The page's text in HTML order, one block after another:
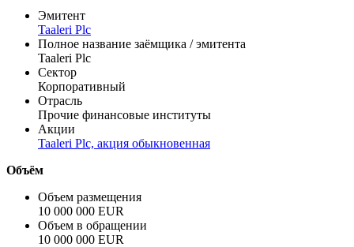
Эмитент
Taaleri Plc
Полное название заёмщика / эмитента
Taaleri Plc
Сектор
Корпоративный
Отрасль
Прочие финансовые институты
Акции
Taaleri Plc, акция обыкновенная
Объём
Объем размещения
10 000 000 EUR
Объем в обращении
10 000 000 EUR